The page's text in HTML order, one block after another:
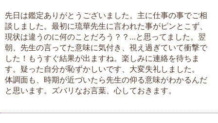
先日は鑑定ありがとうございました。主に仕事の事でご相
談しました。最初に琉華先生に言われた事がピンとこず、
現状は違うのに何のことだろう？？…と思ってました。翌
朝、先生の言ってた意味に気付き、視え過ぎていて衝撃で
した！もうすぐ結果が出ますね。楽しみに連絡を待ちま
す。疑った自分が恥ずかしいです、大変失礼しました。
体調面も、時期が近づいたら先生の仰る意味がわかるんだ
と思います。ズバリなお言葉、心しておきます。